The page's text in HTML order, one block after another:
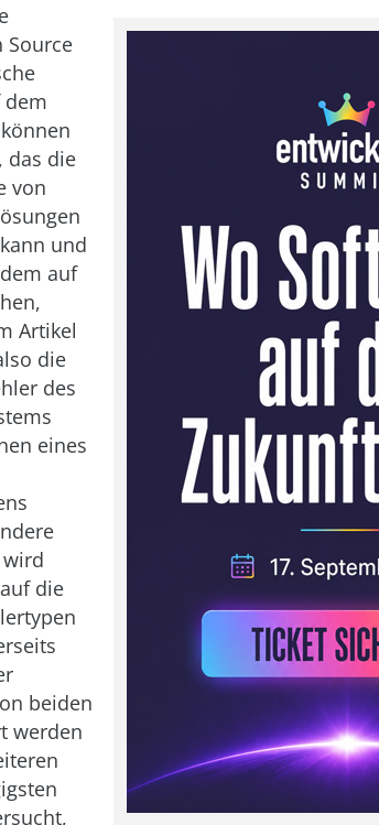
Source
dem
das die
von
und
auf
Artikel
die
des
eines
die
beiden
werden